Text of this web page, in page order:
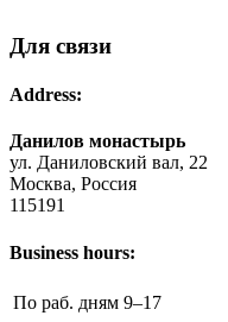
Для связи
Address:
Данилов монастырь
ул. Даниловский вал, 22
Москва, Россия
115191
Business hours:
По раб. дням 9–17